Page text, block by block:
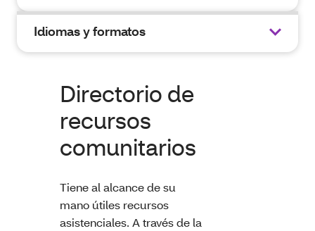
Idiomas y formatos
Directorio de
recursos
comunitarios
Tiene al alcance de su
mano útiles recursos
asistenciales. A través de la